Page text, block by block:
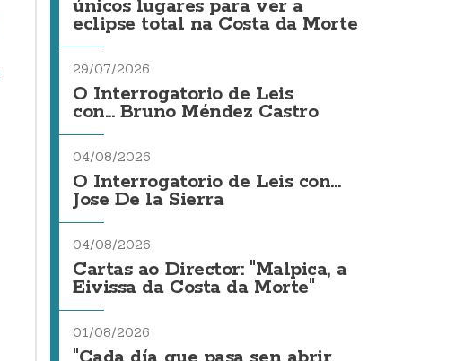
únicos lugares para ver a
eclipse total na Costa da Morte
29/07/2026
O Interrogatorio de Leis
con... Bruno Méndez Castro
04/08/2026
O Interrogatorio de Leis con...
Jose De la Sierra
04/08/2026
Cartas ao Director: "Malpica, a
Eivissa da Costa da Morte"
01/08/2026